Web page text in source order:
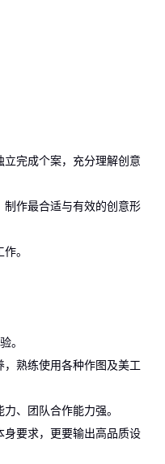
完成个案，充分理解创意
作最合适与有效的创意形
。
。
熟练使用各种作图及美工
、团队合作能力强。
要求，更要输出高品质设